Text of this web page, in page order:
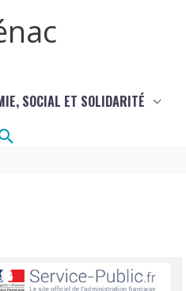
SOCIAL ET SOLIDARITÉ